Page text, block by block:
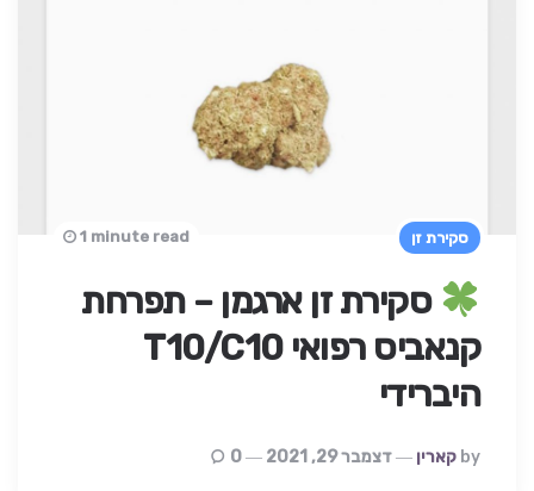
סקירת זן
סקירת זן ארגמן – תפרחת
קנאביס רפואי T10/C10
היברידי
Posted
By
By קארין דצמבר 29, 2021
1 minute read
0